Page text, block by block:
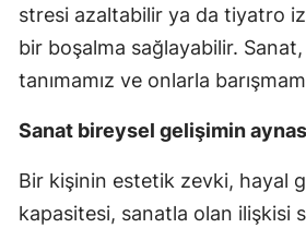
stresi azaltabilir ya da tiyatro
bir boşalma sağlayabilir. Sanat,
tanımamız ve onlarla
Sanat bireysel gelişimin
Bir kişinin estetik zevki, hayal
kapasitesi, sanatla olan ilişkisi